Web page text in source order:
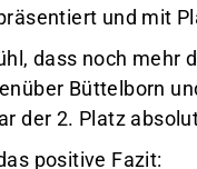
und mit
dass noch mehr
Büttelborn
der 2. Platz
positive Fazit: